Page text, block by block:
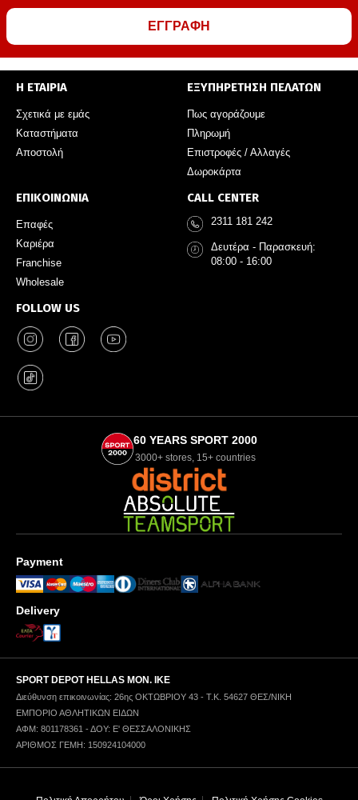
ΕΓΓΡΑΦΗ
Η ΕΤΑΙΡΙΑ
Σχετικά με εμάς
Καταστήματα
Αποστολή
ΕΞΥΠΗΡΕΤΗΣΗ ΠΕΛΑΤΩΝ
Πως αγοράζουμε
Πληρωμή
Επιστροφές / Αλλαγές
Δωροκάρτα
ΕΠΙΚΟΙΝΩΝΙΑ
Επαφές
Καριέρα
Franchise
Wholesale
FOLLOW US
CALL CENTER
2311 181 242
Δευτέρα - Παρασκευή:
08:00 - 16:00
60 YEARS SPORT 2000
3000+ stores, 15+ countries
Payment
Delivery
SPORT DEPOT HELLAS ΜΟΝ. ΙΚΕ
Διεύθυνση επικοινωνίας: 26ης ΟΚΤΩΒΡΙΟΥ 43 - Τ.Κ. 54627 ΘΕΣ/ΝΙΚΗ
ΕΜΠΟΡΙΟ ΑΘΛΗΤΙΚΩΝ ΕΙΔΩΝ
ΑΦΜ: 801178361 - ΔΟΥ: Ε' ΘΕΣΣΑΛΟΝΙΚΗΣ
ΑΡΙΘΜΟΣ ΓΕΜΗ: 150924104000